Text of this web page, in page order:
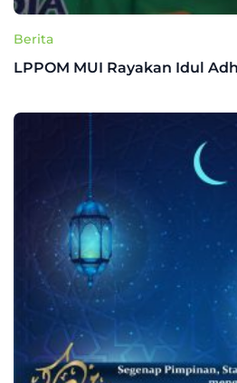
Berita
LPPOM MUI Rayakan Idul